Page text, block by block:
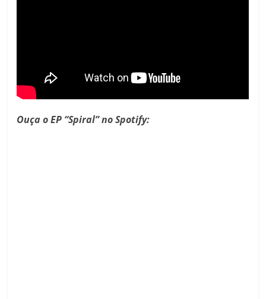
Ouça o EP “Spiral” no Spotify: